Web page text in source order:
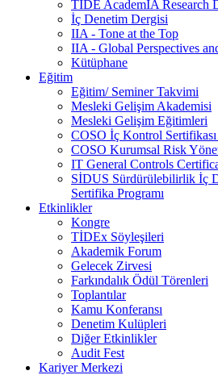
TİDE AcademIA Research
İç Denetim Dergisi
IIA - Tone at the Top
IIA - Global Perspectives
Kütüphane
Eğitim
Eğitim/ Seminer Takvimi
Mesleki Gelişim Akademisi
Mesleki Gelişim Eğitimleri
COSO İç Kontrol Sertifikası
COSO Kurumsal Risk
IT General Controls
SİDUS Sürdürülebilirlik İç
Sertifika Programı
Etkinlikler
Kongre
TİDEx Söyleşileri
Akademik Forum
Gelecek Zirvesi
Farkındalık Ödül Törenleri
Toplantılar
Kamu Konferansı
Denetim Kulüpleri
Diğer Etkinlikler
Audit Fest
Kariyer Merkezi